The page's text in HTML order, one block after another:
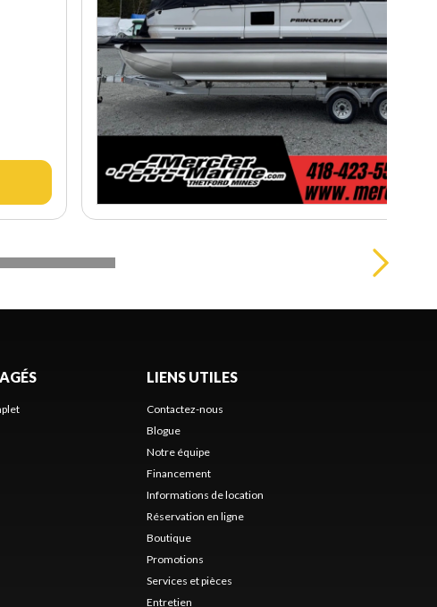
LIENS UTILES
Contactez-nous
Blogue
Notre équipe
Financement
Informations de location
Réservation en ligne
Boutique
Promotions
Services et pièces
Entretien